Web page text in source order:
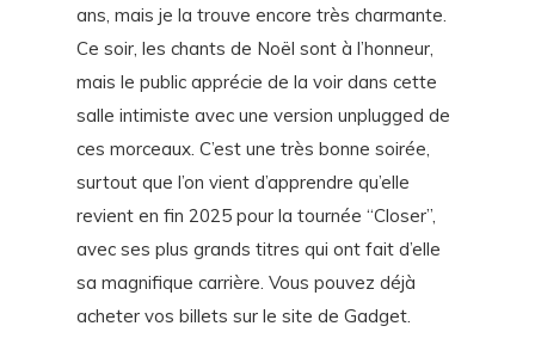
ans, mais je la trouve encore très charmante.
Ce soir, les chants de Noël sont à l’honneur,
mais le public apprécie de la voir dans cette
salle intimiste avec une version unplugged de
ces morceaux. C’est une très bonne soirée,
surtout que l’on vient d’apprendre qu’elle
revient en fin 2025 pour la tournée “Closer”,
avec ses plus grands titres qui ont fait d’elle
sa magnifique carrière. Vous pouvez déjà
acheter vos billets sur le site de Gadget.